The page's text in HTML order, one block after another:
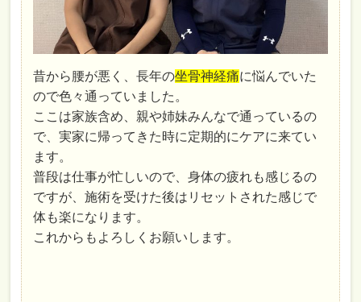
昔から腰が悪く、長年の坐骨神経痛に悩んでいた
ので色々通っていました。
ここは家族含め、親や姉妹みんなで通っているの
で、実家に帰ってきた時に定期的にケアに来てい
ます。
普段は仕事が忙しいので、身体の疲れも感じるの
ですが、施術を受けた後はリセットされた感じで
体も楽になります。
これからもよろしくお願いします。